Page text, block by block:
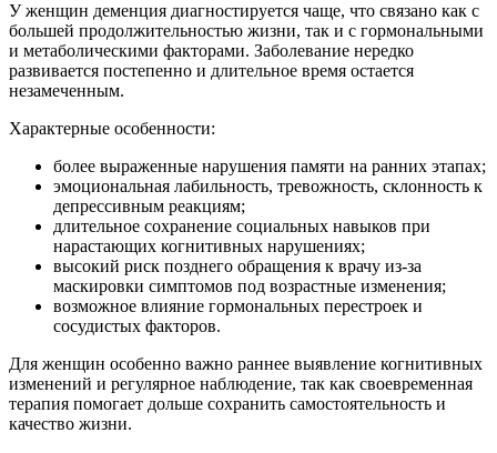
У женщин деменция диагностируется чаще, что связано как с
большей продолжительностью жизни, так и с гормональными
и метаболическими факторами. Заболевание нередко
развивается постепенно и длительное время остается
незамеченным.
Характерные особенности:
более выраженные нарушения памяти на ранних этапах;
эмоциональная лабильность, тревожность, склонность к
депрессивным реакциям;
длительное сохранение социальных навыков при
нарастающих когнитивных нарушениях;
высокий риск позднего обращения к врачу из-за
маскировки симптомов под возрастные изменения;
возможное влияние гормональных перестроек и
сосудистых факторов.
Для женщин особенно важно раннее выявление когнитивных
изменений и регулярное наблюдение, так как своевременная
терапия помогает дольше сохранить самостоятельность и
качество жизни.